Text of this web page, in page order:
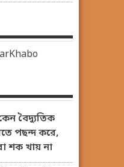
বৈদ্যুতিক
পছন্দ করে,
শক খায় না